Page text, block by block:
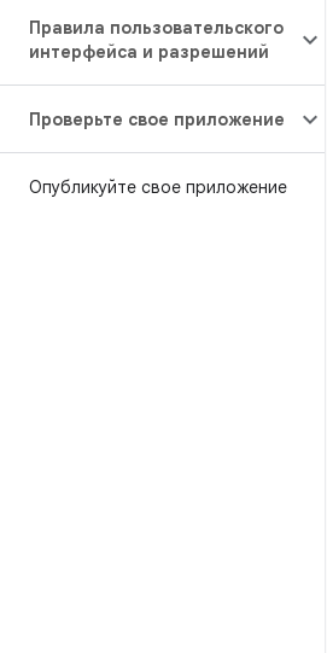
Правила пользовательского
интерфейса и разрешений
Проверьте свое приложение
Опубликуйте свое приложение